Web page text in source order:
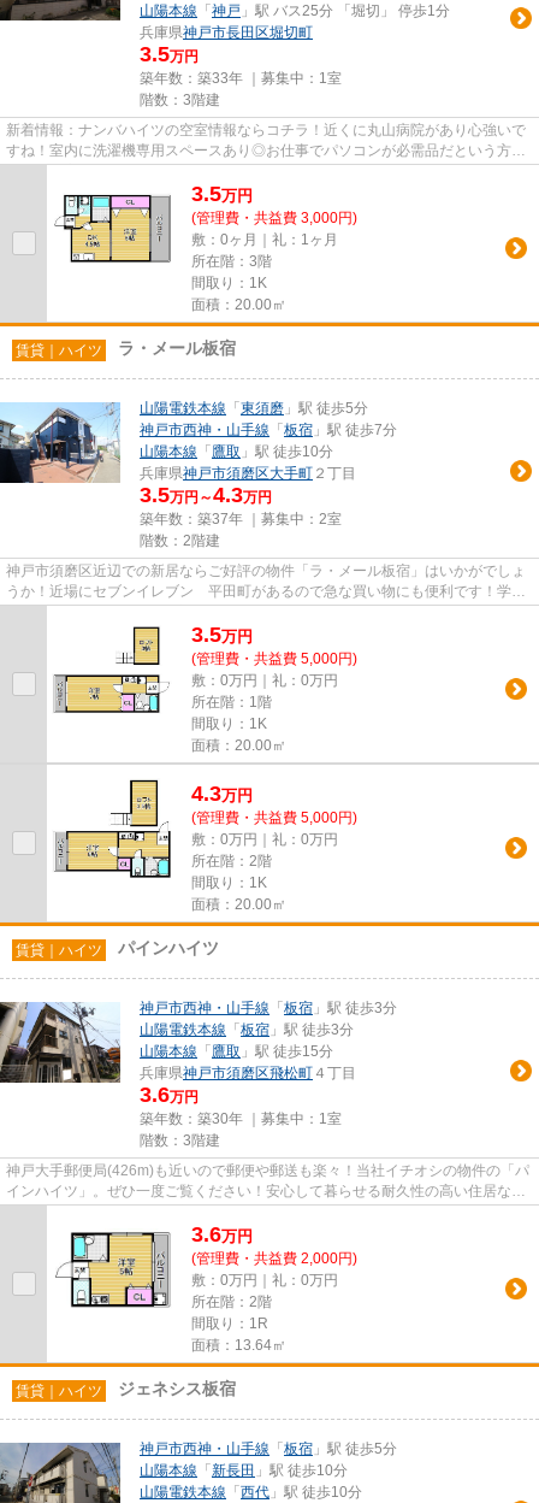
山陽本線 「 神戸 」駅 バス25分 「堀切」 停歩1分
兵庫県神戸市長田区堀切町
3.5万円
築年数：築33年 ｜募集中： 1室
階数：3階建
新着情報：ナンバハイツの空室情報ならコチラ！近くに丸山病院があり心強いで
すね！室内に洗濯機専用スペースあり◎お仕事でパソコンが必需品だという方オ
3.5万円
(管理費・共益費 3,000円)
敷：0ヶ月｜礼：1ヶ月
所在階：3階
間取り：1K
面積：20.00㎡
賃貸｜ハイツ ラ・メール板宿
山陽電鉄本線 「 東須磨 」駅 徒歩5分
神戸市西神・山手線 「 板宿 」駅 徒歩7分
山陽本線 「 鷹取 」駅 徒歩10分
兵庫県神戸市須磨区大手町 ２丁目
3.5万円～4.3万円
築年数：築37年 ｜募集中： 2室
階数：2階建
神戸市須磨区近辺での新居ならご好評の物件「ラ・メール板宿」はいかがでしょ
うか！近場にセブンイレブン 平田町があるので急な買い物にも便利です！学校
3.5万円
(管理費・共益費 5,000円)
敷：0万円｜礼：0万円
所在階：1階
間取り：1K
面積：20.00㎡
4.3万円
(管理費・共益費 5,000円)
敷：0万円｜礼：0万円
所在階：2階
間取り：1K
面積：20.00㎡
賃貸｜ハイツ パインハイツ
神戸市西神・山手線 「 板宿 」駅 徒歩3分
山陽電鉄本線 「 板宿 」駅 徒歩3分
山陽本線 「 鷹取 」駅 徒歩15分
兵庫県神戸市須磨区飛松町 ４丁目
3.6万円
築年数：築30年 ｜募集中： 1室
階数：3階建
神戸大手郵便局(426m)も近いので郵便や郵送も楽々！当社イチオシの物件の「パ
インハイツ」。ぜひ一度ご覧ください！安心して暮らせる耐久性の高い住居な
3.6万円
(管理費・共益費 2,000円)
敷：0万円｜礼：0万円
所在階：2階
間取り：1R
面積：13.64㎡
賃貸｜ハイツ ジェネシス板宿
神戸市西神・山手線 「 板宿 」駅 徒歩5分
山陽本線 「 新長田 」駅 徒歩10分
山陽電鉄本線 「 西代 」駅 徒歩10分